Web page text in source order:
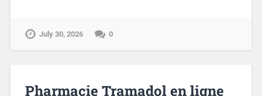
July 30, 2026 0
Pharmacie Tramadol en ligne